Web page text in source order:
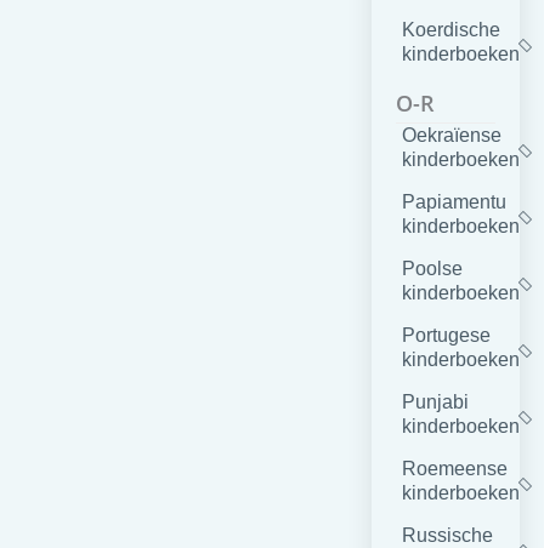
Koerdische
kinderboeken
O-R
Oekraïense
kinderboeken
Papiamentu
kinderboeken
Poolse
kinderboeken
Portugese
kinderboeken
Punjabi
kinderboeken
Roemeense
kinderboeken
Russische